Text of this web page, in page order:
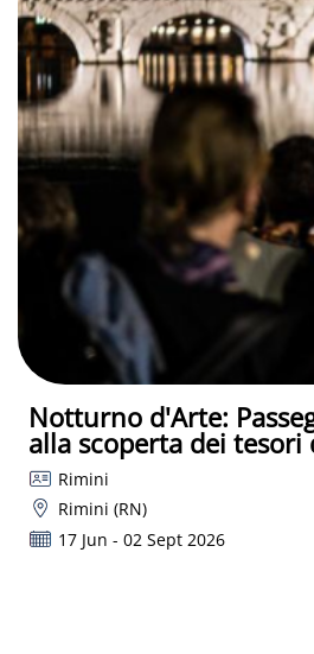
Notturno d'Arte:
alla scoperta dei tesori
Rimini
Rimini (RN)
17 Jun - 02 Sept 2026